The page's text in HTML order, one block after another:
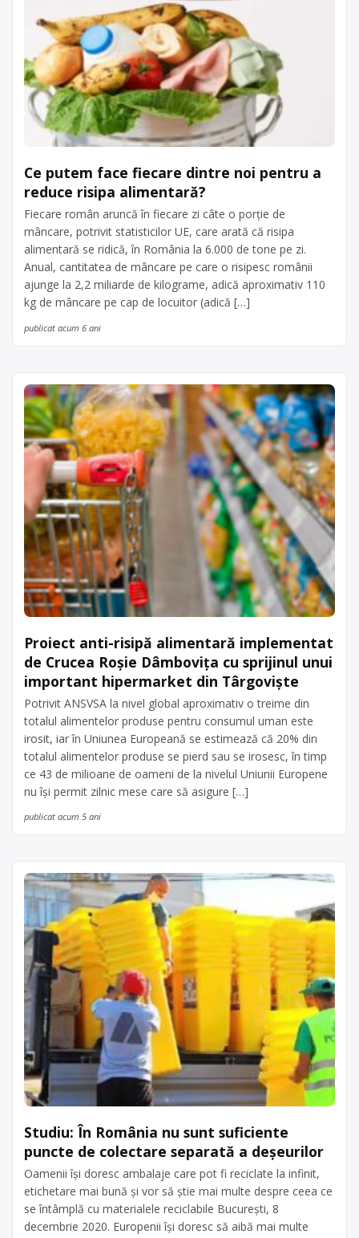
Ce putem face fiecare dintre noi pentru a
reduce risipa alimentară?
Fiecare român aruncă în fiecare zi câte o porție de
mâncare, potrivit statisticilor UE, care arată că risipa
alimentară se ridică, în România la 6.000 de tone pe zi.
Anual, cantitatea de mâncare pe care o risipesc românii
ajunge la 2,2 miliarde de kilograme, adică aproximativ 110
kg de mâncare pe cap de locuitor (adică […]
publicat acum 6 ani
Proiect anti-risipă alimentară implementat
de Crucea Roșie Dâmbovița cu sprijinul unui
important hipermarket din Târgoviște
Potrivit ANSVSA la nivel global aproximativ o treime din
totalul alimentelor produse pentru consumul uman este
irosit, iar în Uniunea Europeană se estimează că 20% din
totalul alimentelor produse se pierd sau se irosesc, în timp
ce 43 de milioane de oameni de la nivelul Uniunii Europene
nu își permit zilnic mese care să asigure […]
publicat acum 5 ani
Studiu: În România nu sunt suficiente
puncte de colectare separată a deșeurilor
Oamenii îşi doresc ambalaje care pot fi reciclate la infinit,
etichetare mai bună şi vor să ştie mai multe despre ceea ce
se întâmplă cu materialele reciclabile Bucureşti, 8
decembrie 2020. Europenii îşi doresc să aibă mai multe